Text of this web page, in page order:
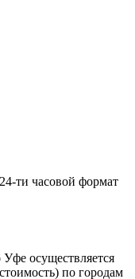
ти часовой формат
осуществляется
по городам